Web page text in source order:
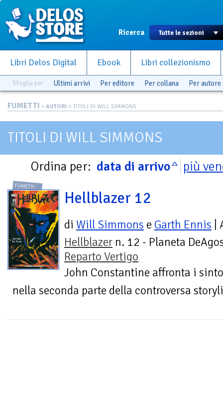
Ricerca
Libri Delos Digital Ebook Libri collezionismo
Sfoglia per Ultimi arrivi Per editore Per collana Per autore
FUMETTI > AUTORI > TITOLI DI WILL SIMMONS
TITOLI DI WILL SIMMONS
Ordina per: data di arrivo più
FUMETTI
Hellblazer 12
di Will Simmons e Garth Ennis |
Hellblazer n. 12 - Planeta
Reparto Vertigo
John Constantine affronta i
nella seconda parte della controversa